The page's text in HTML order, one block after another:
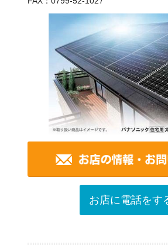
お店に電話をす